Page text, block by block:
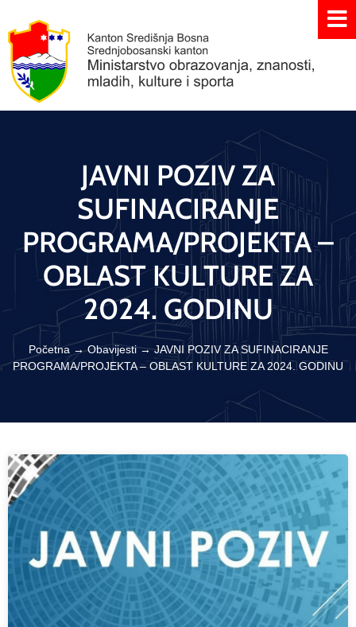
JAVNI POZIV ZA
SUFINACIRANJE
PROGRAMA/PROJEKTA –
OBLAST KULTURE ZA
2024. GODINU
Početna→Obavijesti→JAVNI POZIV ZA SUFINACIRANJE
PROGRAMA/PROJEKTA – OBLAST KULTURE ZA 2024. GODINU